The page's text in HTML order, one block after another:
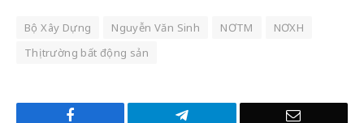
Bộ Xây Dựng Nguyễn Văn Sinh NƠTM
NƠXH
Thị trường bất động sản
Telegram Email